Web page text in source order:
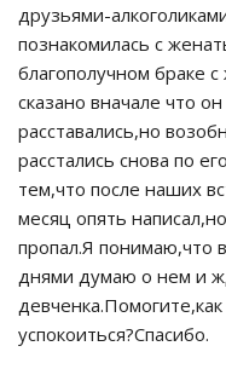
друзьями-
познакомилась с
благополучном браке
сказано вначале что
расставались,но
расстались снова по
тем,что после наших
месяц опять
пропал.Я понимаю,что
днями думаю о нем и
успокоиться?Спасибо.